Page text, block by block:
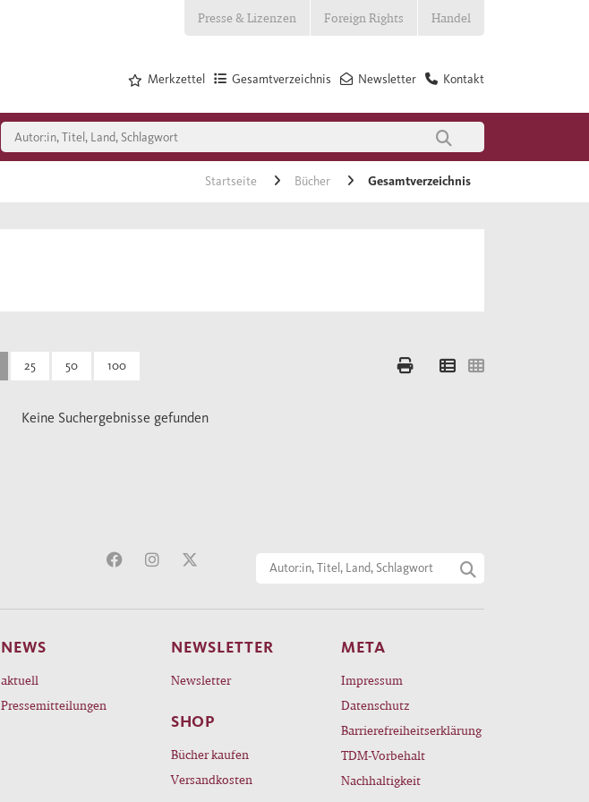
Presse & Lizenzen Foreign Rights Handel
Kontakt
Newsletter
Gesamtverzeichnis
Merkzettel
Startseite Bücher Gesamtverzeichnis
25 50 100
Keine Suchergebnisse gefunden
NEWS
aktuell
Pressemitteilungen
NEWSLETTER
Newsletter
SHOP
Bücher kaufen
Versandkosten
META
Impressum
Datenschutz
Barrierefreiheitserklärung
TDM-Vorbehalt
Nachhaltigkeit